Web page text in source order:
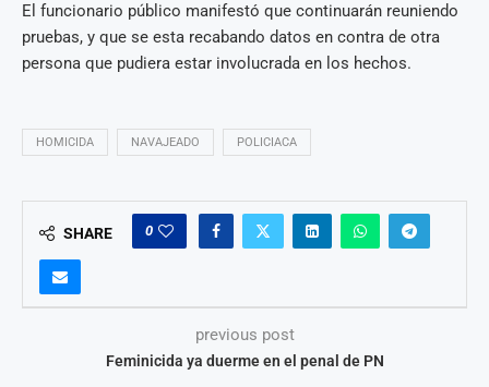
El funcionario público manifestó que continuarán reuniendo
pruebas, y que se esta recabando datos en contra de otra
persona que pudiera estar involucrada en los hechos.
HOMICIDA NAVAJEADO POLICIACA
SHARE 0
previous post
Feminicida ya duerme en el penal de PN